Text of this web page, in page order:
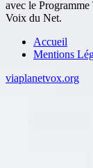
avec le
Voix du Net.
Accueil
Mentions
viaplanetvox.org